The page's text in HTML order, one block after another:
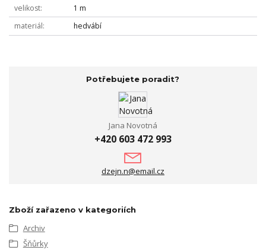
velikost
1 m
materiál
hedvábí
Potřebujete poradit?
Jana Novotná
+420 603 472 993
dzejn.n@email.cz
Zboží zařazeno v kategoriích
Archiv
Šňůrky